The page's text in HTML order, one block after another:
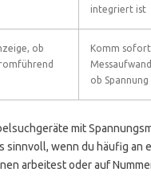
integriert ist
ob
Komm
ob
mit
sinnvoll, wenn du häufig an
arbeitest oder auf